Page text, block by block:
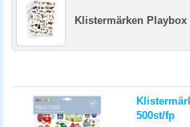
Klistermärken
500st/fp